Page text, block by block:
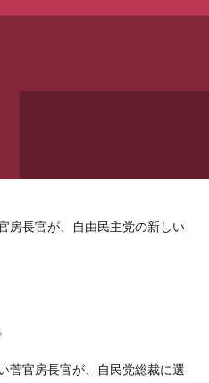
房長官が、自由民主党の新しい
菅官房長官が、自民党総裁に選